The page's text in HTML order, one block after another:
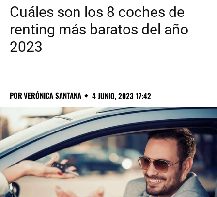
Cuáles son los 8 coches de
renting más baratos del año
2023
PORVERÓNICA SANTANA 4 JUNIO, 2023 17:42